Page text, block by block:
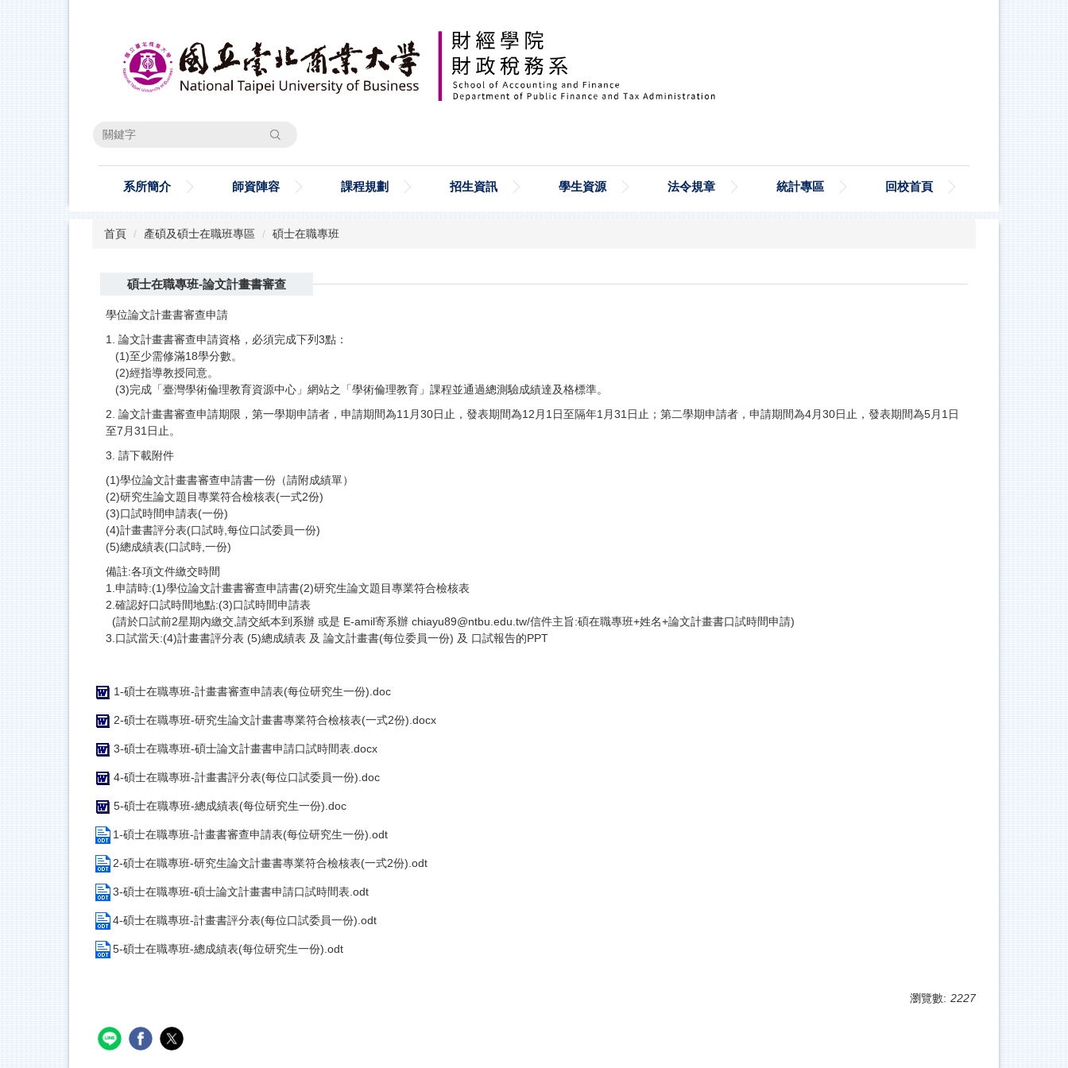
搜尋
系所簡介 師資陣容 課程規劃 招生資訊 學生資源 法令規章 統計專區 回校首頁
首頁 產碩及碩士在職班專區 碩士在職專班
碩士在職專班-論文計畫書審查
學位論文計畫書審查申請
1. 論文計畫書審查申請資格，必須完成下列3點：
(1)至少需修滿18學分數。
(2)經指導教授同意。
(3)完成「臺灣學術倫理教育資源中心」網站之「學術倫理教育」課程並通過總測驗成績達及格標準。
2. 論文計畫書審查申請期限，第一學期申請者，申請期間為11月30日止，發表期間為12月1日至隔年1月31日止；第二學期申請者，申請期間為4月30日止，發表期間為5月1日
至7月31日止。
3. 請下載附件
(1)學位論文計畫書審查申請書一份（請附成績單）
(2)研究生論文題目專業符合檢核表(一式2份)
(3)口試時間申請表(一份)
(4)計畫書評分表(口試時,每位口試委員一份)
(5)總成績表(口試時,一份)
備註:各項文件繳交時間
1.申請時:(1)學位論文計畫書審查申請書(2)研究生論文題目專業符合檢核表
2.確認好口試時間地點:(3)口試時間申請表
(請於口試前2星期內繳交,請交紙本到系辦 或是 E-amil寄系辦 chiayu89@ntbu.edu.tw/信件主旨:碩在職專班+姓名+論文計畫書口試時間申請)
3.口試當天:(4)計畫書評分表 (5)總成績表 及 論文計畫書(每位委員一份) 及 口試報告的PPT
1-碩士在職專班-計畫書審查申請表(每位研究生一份).doc
2-碩士在職專班-研究生論文計畫書專業符合檢核表(一式2份).docx
3-碩士在職專班-碩士論文計畫書申請口試時間表.docx
4-碩士在職專班-計畫書評分表(每位口試委員一份).doc
5-碩士在職專班-總成績表(每位研究生一份).doc
1-碩士在職專班-計畫書審查申請表(每位研究生一份).odt
2-碩士在職專班-研究生論文計畫書專業符合檢核表(一式2份).odt
3-碩士在職專班-碩士論文計畫書申請口試時間表.odt
4-碩士在職專班-計畫書評分表(每位口試委員一份).odt
5-碩士在職專班-總成績表(每位研究生一份).odt
瀏覽數: 2227